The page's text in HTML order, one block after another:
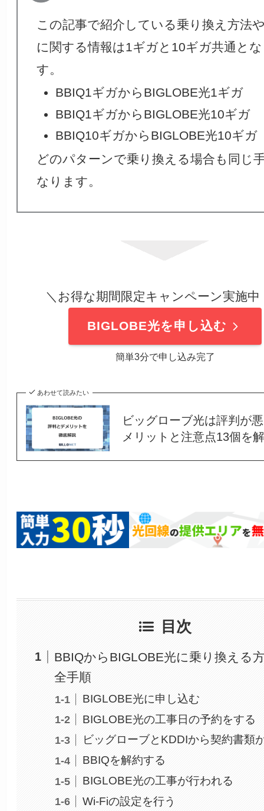
この記事で紹介している乗り換え方法
に関する情報は1ギガと10ギガ共通と
す。
BBIQ1ギガからBIGLOBE光1ギガ
BBIQ1ギガからBIGLOBE光10ギガ
BBIQ10ギガからBIGLOBE光10ギガ
どのパターンで乗り換える場合も同じ
なります。
＼お得な期間限定キャンペーン実施中
BIGLOBE光を申し込む
簡単3分で申し込み完了
あわせて読みたい
ビッグローブ光は評判が
メリットと注意点13個を
目次
BBIQからBIGLOBE光に乗り換える
全手順
BIGLOBE光に申し込む
BIGLOBE光の工事日の予約をする
ビッグローブとKDDIから契約書類
BBIQを解約する
BIGLOBE光の工事が行われる
Wi-Fiの設定を行う